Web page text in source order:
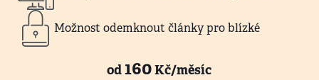
Možnost odemknout články pro blízké
od160Kč/měsíc